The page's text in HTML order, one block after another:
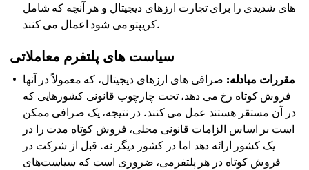
های شدیدی را برای تجارت ارزهای دیجیتال و هر آنچه که شامل
کریپتو می شود اعمال می کنند.
سیاست های پلتفرم معاملاتی
مقررات مبادله: صرافی های ارزهای دیجیتال، که معمولاً در آنها
فروش کوتاه رخ می دهد، تحت چارچوب قانونی کشورهایی که
در آن مستقر هستند عمل می کنند. در نتیجه، یک صرافی ممکن
است بر اساس الزامات قانونی محلی، فروش کوتاه مدت را در
یک کشور ارائه دهد اما در کشور دیگر نه. قبل از شرکت در
فروش کوتاه در هر پلتفرمی، ضروری است که سیاست‌های